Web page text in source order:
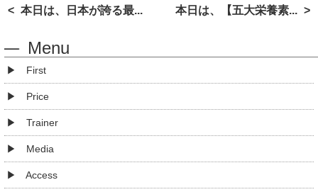
本日は、日本が誇る最... 本日は、【五大栄養素...
Menu
First
Price
Trainer
Media
Access